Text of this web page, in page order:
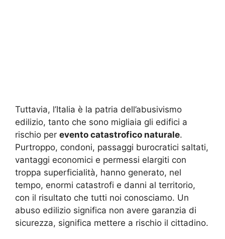
Tuttavia, l’Italia è la patria dell’abusivismo
edilizio, tanto che sono migliaia gli edifici a
rischio per evento catastrofico naturale.
Purtroppo, condoni, passaggi burocratici saltati,
vantaggi economici e permessi elargiti con
troppa superficialità, hanno generato, nel
tempo, enormi catastrofi e danni al territorio,
con il risultato che tutti noi conosciamo. Un
abuso edilizio significa non avere garanzia di
sicurezza, significa mettere a rischio il cittadino.